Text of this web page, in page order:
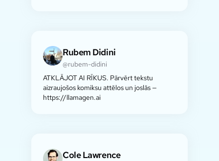
Rubem Didini
@rubem-didini
ATKLĀJOT AI RĪKUS. Pārvērt tekstu
aizraujošos komiksu attēlos un joslās —
https://llamagen.ai
Cole Lawrence